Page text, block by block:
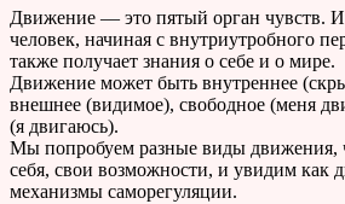
Движение — это пятый орган чувств.
человек, начиная с внутриутробного
также получает знания о себе и о мире.
Движение может быть внутреннее
внешнее (видимое), свободное (меня
(я двигаюсь).
Мы попробуем разные виды движения,
себя, свои возможности, и увидим как
механизмы саморегуляции.